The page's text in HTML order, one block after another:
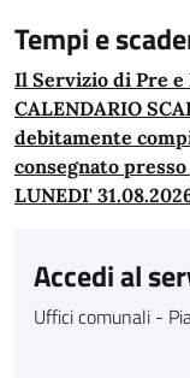
Tempi e
Il Servizio di Pre e
CALENDARIO
debitamente
consegnato
LUNEDI'
Accedi al
Uffici comunali -